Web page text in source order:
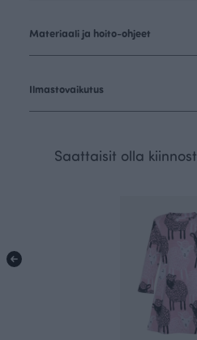
Materiaali ja hoito-ohjeet
Ilmastovaikutus
Saattaisit olla